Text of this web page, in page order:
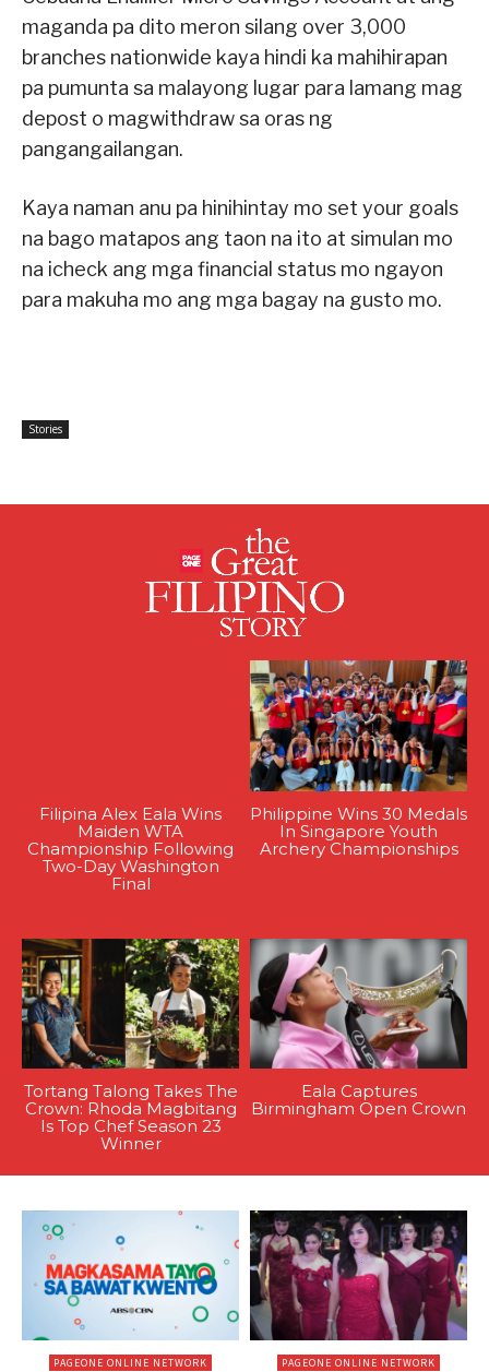
maganda pa dito meron silang over 3,000
branches nationwide kaya hindi ka mahihirapan
pa pumunta sa malayong lugar para lamang mag
depost o magwithdraw sa oras ng
pangangailangan.
Kaya naman anu pa hinihintay mo set your goals
na bago matapos ang taon na ito at simulan mo
na icheck ang mga financial status mo ngayon
para makuha mo ang mga bagay na gusto mo.
Stories
Filipina Alex Eala Wins
Maiden WTA
Championship Following
Two-Day Washington
Final
Philippine Wins 30 Medals
In Singapore Youth
Archery Championships
Tortang Talong Takes The
Crown: Rhoda Magbitang
Is Top Chef Season 23
Winner
Eala Captures
Birmingham Open Crown
PAGEONE ONLINE NETWORK PAGEONE ONLINE NETWORK